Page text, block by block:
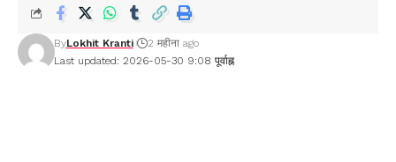
Last updated: 2026-05-30 9:08 पूर्वाह्न
ByLokhit Kranti 2 महीना ago